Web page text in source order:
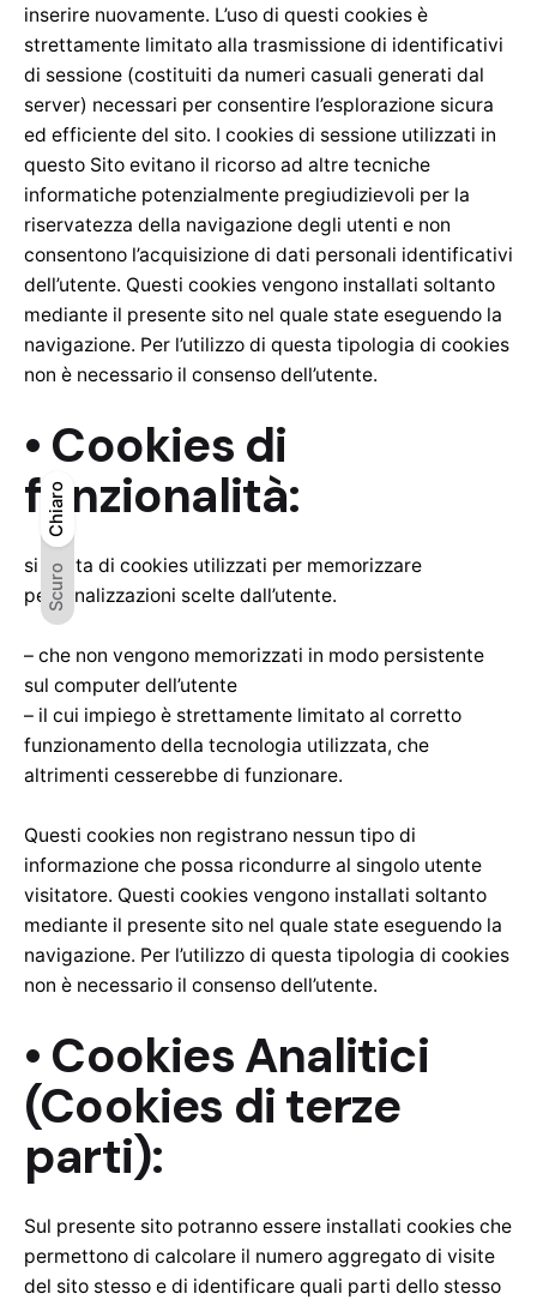
Scuro
Chiaro
Scuro
Chiaro
inserire nuovamente. L’uso di questi cookies è
strettamente limitato alla trasmissione di identificativi
di sessione (costituiti da numeri casuali generati dal
server) necessari per consentire l’esplorazione sicura
ed efficiente del sito. I cookies di sessione utilizzati in
questo Sito evitano il ricorso ad altre tecniche
informatiche potenzialmente pregiudizievoli per la
riservatezza della navigazione degli utenti e non
consentono l’acquisizione di dati personali identificativi
dell’utente. Questi cookies vengono installati soltanto
mediante il presente sito nel quale state eseguendo la
navigazione. Per l’utilizzo di questa tipologia di cookies
non è necessario il consenso dell’utente.
• Cookies di
funzionalità:
si tratta di cookies utilizzati per memorizzare
personalizzazioni scelte dall’utente.
– che non vengono memorizzati in modo persistente
sul computer dell’utente
– il cui impiego è strettamente limitato al corretto
funzionamento della tecnologia utilizzata, che
altrimenti cesserebbe di funzionare.
Questi cookies non registrano nessun tipo di
informazione che possa ricondurre al singolo utente
visitatore. Questi cookies vengono installati soltanto
mediante il presente sito nel quale state eseguendo la
navigazione. Per l’utilizzo di questa tipologia di cookies
non è necessario il consenso dell’utente.
• Cookies Analitici
(Cookies di terze
parti):
Sul presente sito potranno essere installati cookies che
permettono di calcolare il numero aggregato di visite
del sito stesso e di identificare quali parti dello stesso